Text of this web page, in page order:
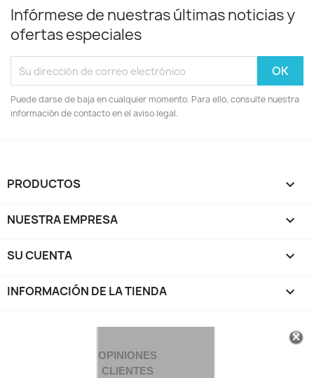
Infórmese de nuestras últimas noticias y
ofertas especiales
Puede darse de baja en cualquier momento. Para ello, consulte nuestra
información de contacto en el aviso legal.
PRODUCTOS 
NUESTRA EMPRESA 
SU CUENTA 
INFORMACIÓN DE LA TIENDA keyboard_arrow_down
OPINIONES
CLIENTES